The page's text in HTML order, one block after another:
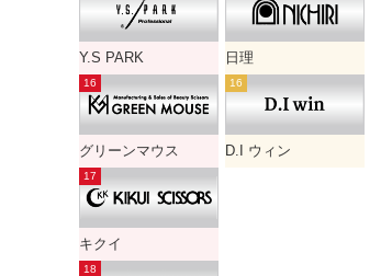
Y.S PARK
グリーンマウス
キクイ
日理
D.I ウィン